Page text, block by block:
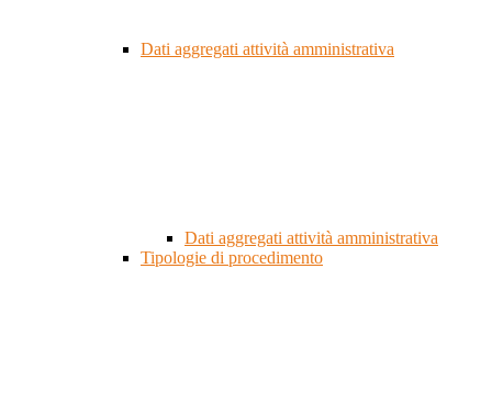
Dati aggregati attività amministrativa
Dati aggregati attività amministrativa
Tipologie di procedimento